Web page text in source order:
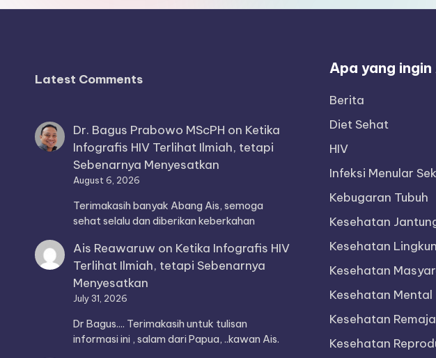
Latest Comments
Dr. Bagus Prabowo MScPH on Ketika
Infografis HIV Terlihat Ilmiah, tetapi
Sebenarnya Menyesatkan
August 6, 2026
Terimakasih banyak Abang Ais, semoga
sehat selalu dan diberikan keberkahan
Ais Reawaruw on Ketika Infografis HIV
Terlihat Ilmiah, tetapi Sebenarnya
Menyesatkan
July 31, 2026
Dr Bagus.... Terimakasih untuk tulisan
informasi ini , salam dari Papua, ..kawan Ais.
Apa yang
Berita
Diet Sehat
HIV
Infeksi Menular
Kebugaran Tubuh
Kesehatan
Kesehatan
Kesehatan
Kesehatan Mental
Kesehatan Remaja
Kesehatan